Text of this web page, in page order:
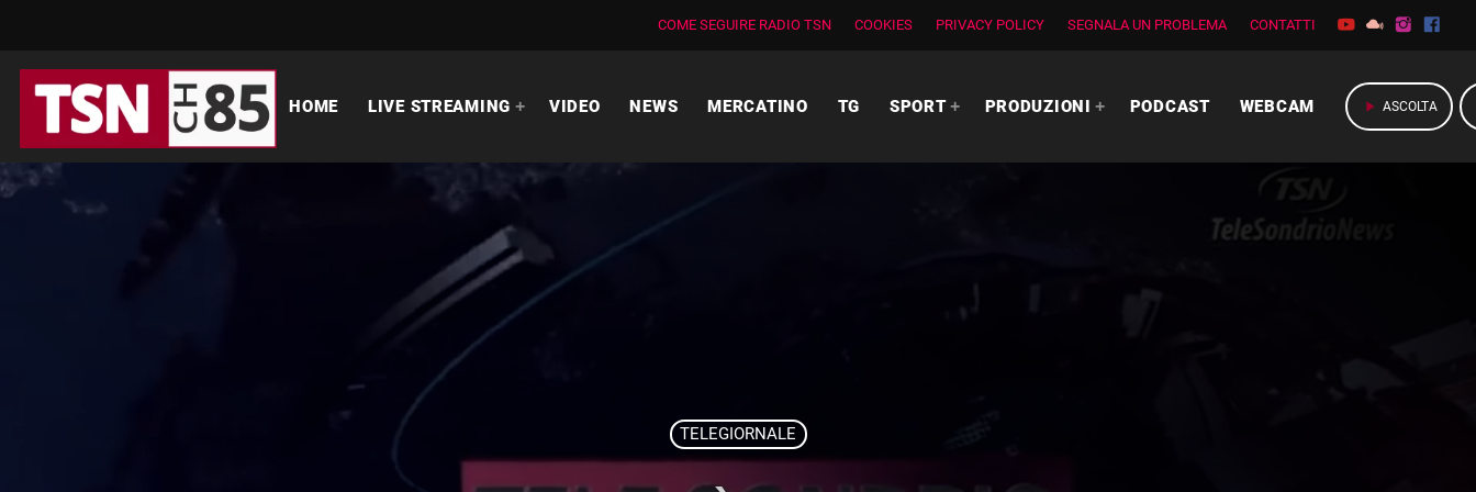
COME SEGUIRE RADIO TSN COOKIES PRIVACY POLICY SEGNALA UN PROBLEMA CONTATTI
HOME LIVE STREAMING VIDEO NEWS MERCATINO TG SPORT PRODUZIONI PODCAST WEBCAM play_arrow ASCOLTA
TELEGIORNALE